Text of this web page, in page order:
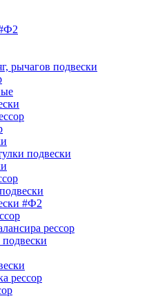
рычагов подвески
подвески
#Ф2
рессор
рессор